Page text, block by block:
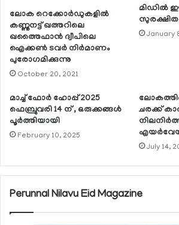
ലോക റെക്കോര്‍ഡുകളില്‍
കണ്ണുനട്ട് ഖത്തറിലെ
ഖത്തൈഫാന്‍ ദ്വീപിലെ
ഐക്കണ്‍ ടവര്‍ നിര്‍മാണം
പുരോഗമിക്കുന്നു
October 20, 2021
മിഡില്‍
സുരക്ഷിത
January
മാച്ച് ഫോര്‍ ഹോപ്പ് 2025
ഫെബ്രുവരി 14 ന് , ഒരുക്കങ്ങള്‍
പൂര്‍ത്തിയായി
February 10, 2025
ചരക്ക്
July 14,
Perunnal Nilavu Eid Magazine